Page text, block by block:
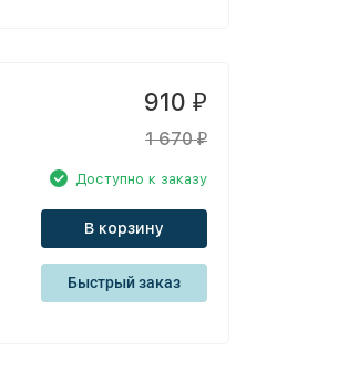
910 ₽
1 670₽
Доступно к заказу
В корзину
Быстрый заказ